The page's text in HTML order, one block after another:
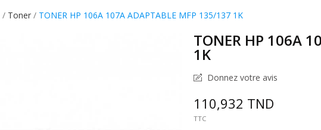
Toner TONER HP 106A 107A ADAPTABLE MFP 135/137 1K
TONER HP 106A
1K
Donnez votre avis
110,932 TND
TTC